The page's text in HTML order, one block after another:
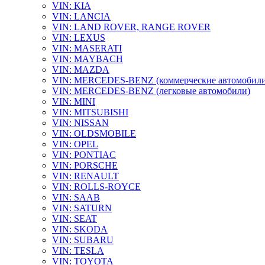
VIN: KIA
VIN: LANCIA
VIN: LAND ROVER, RANGE ROVER
VIN: LEXUS
VIN: MASERATI
VIN: MAYBACH
VIN: MAZDA
VIN: MERCEDES-BENZ (коммерческие
VIN: MERCEDES-BENZ (легковые автомобили)
VIN: MINI
VIN: MITSUBISHI
VIN: NISSAN
VIN: OLDSMOBILE
VIN: OPEL
VIN: PONTIAC
VIN: PORSCHE
VIN: RENAULT
VIN: ROLLS-ROYCE
VIN: SAAB
VIN: SATURN
VIN: SEAT
VIN: SKODA
VIN: SUBARU
VIN: TESLA
VIN: TOYOTA